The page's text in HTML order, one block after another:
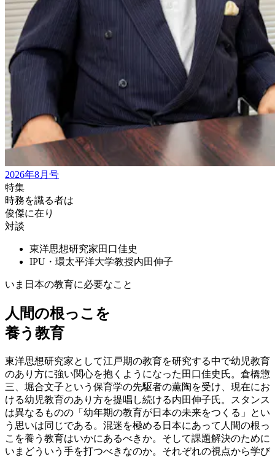
2026年8月号
特集
時務を識る者は
俊傑に在り
対談
東洋思想研究家田口佳史
IPU・環太平洋大学教授内田伸子
いま日本の教育に必要なこと
人間の根っこを
養う教育
東洋思想研究家として江戸期の教育を研究する中で幼児教育
のあり方に強い関心を抱くようになった田口佳史氏。倉橋惣
三、堀合文子という保育学の先駆者の薫陶を受け、現在にお
ける幼児教育のあり方を提唱し続ける内田伸子氏。スタンス
は異なるものの「幼年期の教育が日本の未来をつくる」とい
う思いは同じである。混迷を極める日本にあって人間の根っ
こを養う教育はいかにあるべきか。そして課題解決のために
いまどういう手を打つべきなのか。それぞれの視点から学び